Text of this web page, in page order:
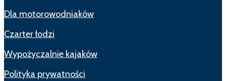
Dla motorowodniaków
Czarter łodzi
Wypożyczalnie kajaków
Polityka prywatności